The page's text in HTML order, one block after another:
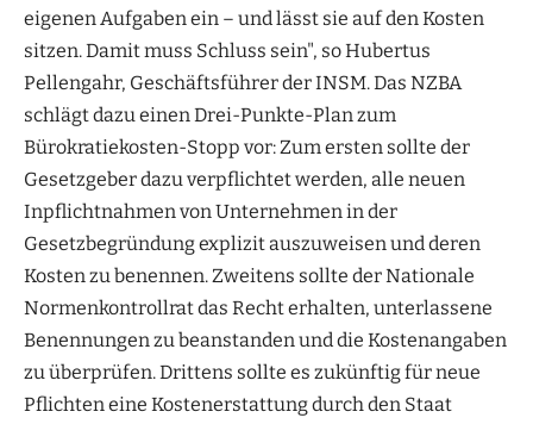
eigenen Aufgaben ein – und lässt sie auf den Kosten
sitzen. Damit muss Schluss sein", so Hubertus
Pellengahr, Geschäftsführer der INSM. Das NZBA
schlägt dazu einen Drei-Punkte-Plan zum
Bürokratiekosten-Stopp vor: Zum ersten sollte der
Gesetzgeber dazu verpflichtet werden, alle neuen
Inpflichtnahmen von Unternehmen in der
Gesetzbegründung explizit auszuweisen und deren
Kosten zu benennen. Zweitens sollte der Nationale
Normenkontrollrat das Recht erhalten, unterlassene
Benennungen zu beanstanden und die Kostenangaben
zu überprüfen. Drittens sollte es zukünftig für neue
Pflichten eine Kostenerstattung durch den Staat